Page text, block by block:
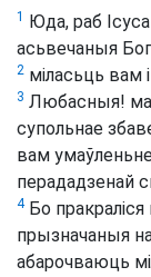
1
Юда, раб
асьвечаныя
2 міласьць вам
3 Любасныя!
супольнае
вам
перададзенай
4Бо
прызначаныя
абарочваюць